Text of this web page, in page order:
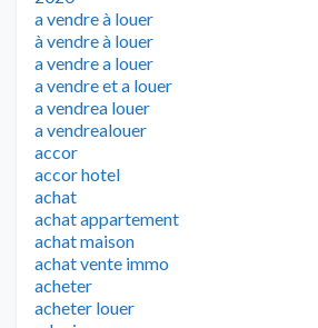
a vendre à louer
à vendre à louer
a vendre a louer
a vendre et a louer
a vendrea louer
a vendrealouer
accor
accor hotel
achat
achat appartement
achat maison
achat vente immo
acheter
acheter louer